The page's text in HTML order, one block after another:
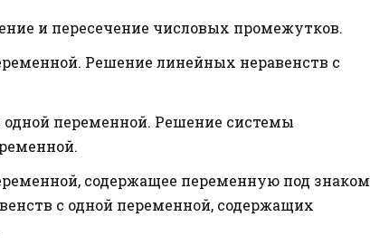
и пересечение числовых промежутков.
Решение линейных неравенств с
переменной. Решение системы
содержащее переменную под знаком
с одной переменной, содержащих